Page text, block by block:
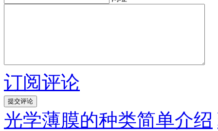
订阅评论
光学薄膜的种类简单介绍